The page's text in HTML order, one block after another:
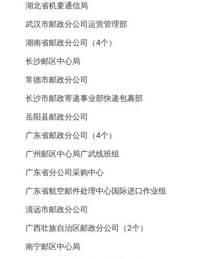
湖北省机要通信局
武汉市邮政分公司运营管理部
湖南省邮政分公司（4个）
长沙邮区中心局
常德市邮政分公司
长沙市邮政寄递事业部快递包裹部
岳阳县邮政分公司
广东省邮政分公司（4个）
广州邮区中心局广武线班组
广东省分公司采购中心
广东省航空邮件处理中心国际进口作业组
清远市邮政分公司
广西壮族自治区邮政分公司（2个）
南宁邮区中心局